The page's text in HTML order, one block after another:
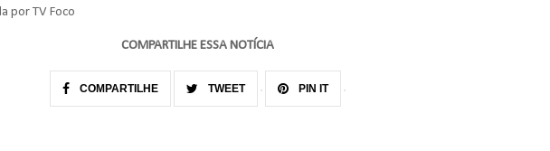
por TV Foco
COMPARTILHE ESSA NOTÍCIA
COMPARTILHE TWEET PIN IT